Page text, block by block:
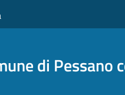
di Pessano